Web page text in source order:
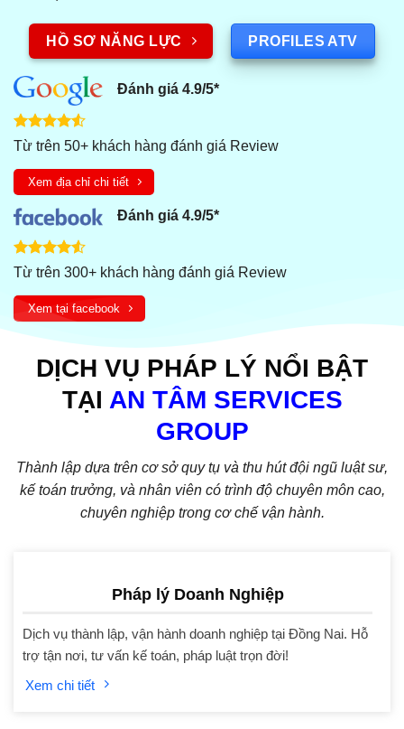
HỒ SƠ NĂNG LỰC PROFILES ATV
Đánh giá 4.9/5*
Được xếp
sao
Từ trên 50+ khách hàng đánh giá Review
Xem địa chỉ chi tiết
Đánh giá 4.9/5*
Được xếp
sao
Từ trên 300+ khách hàng đánh giá Review
Xem tại facebook
DỊCH VỤ PHÁP LÝ NỔI BẬT
TẠI AN TÂM SERVICES
GROUP
Thành lập dựa trên cơ sở quy tụ và thu hút đội ngũ luật sư,
kế toán trưởng, và nhân viên có trình độ chuyên môn cao,
chuyên nghiệp trong cơ chế vận hành.
Pháp lý Doanh Nghiệp
Dịch vụ thành lập, vận hành doanh nghiệp tại Đồng Nai. Hỗ
trợ tận nơi, tư vấn kế toán, pháp luật trọn đời!
Xem chi tiết